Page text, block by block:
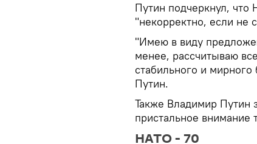
Путин подчеркнул, что
"некорректно, если не
"Имею в виду
менее, рассчитываю
стабильного и
Путин.
Также Владимир Путин
пристальное
НАТО - 70